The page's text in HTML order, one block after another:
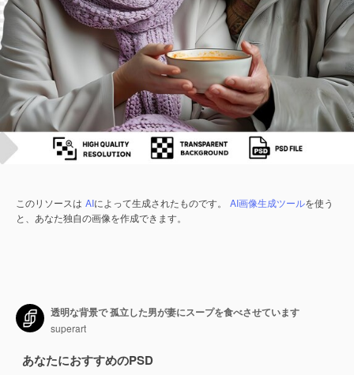
このリソースは AIによって生成されたものです。 AI画像生成ツールを使う
と、あなた独自の画像を作成できます。
透明な背景で 孤立した男が妻にスープを食べさせています
superart
あなたにおすすめのPSD